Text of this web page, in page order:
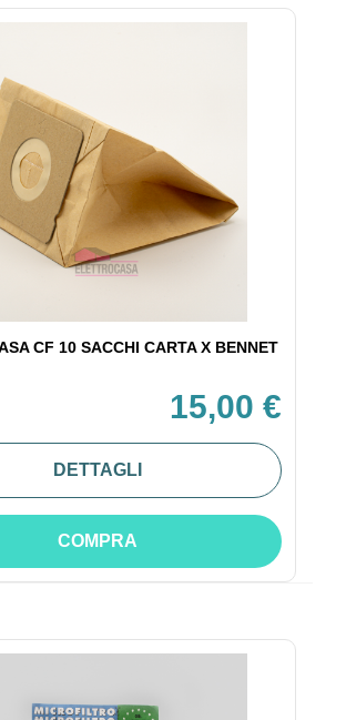
CF 10 SACCHI CARTA X BENNET
15,00 €
DETTAGLI
COMPRA